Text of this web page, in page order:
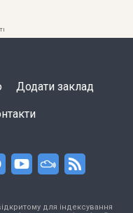
Додати заклад
для індексування